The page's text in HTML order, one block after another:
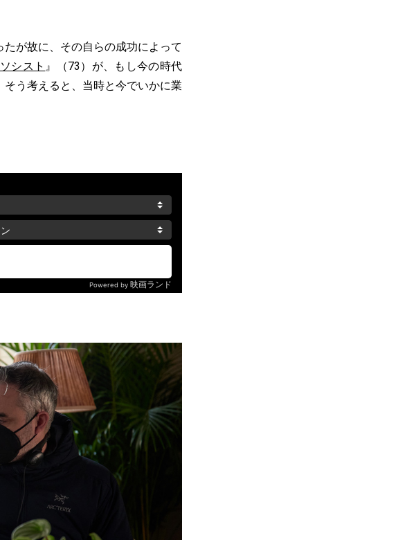
が故に、その自らの成功によって
シスト 』（73）が、もし今の時代
う考えると、当時と今でいかに業